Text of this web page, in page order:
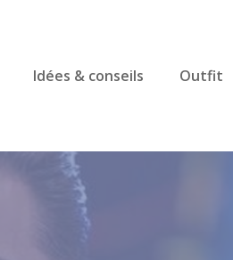
Idées & conseils Outfit